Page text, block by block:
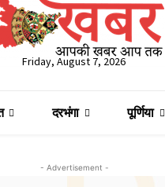
Friday, August 7, 2026
दरभंगा पूर्णिया
- Advertisement -